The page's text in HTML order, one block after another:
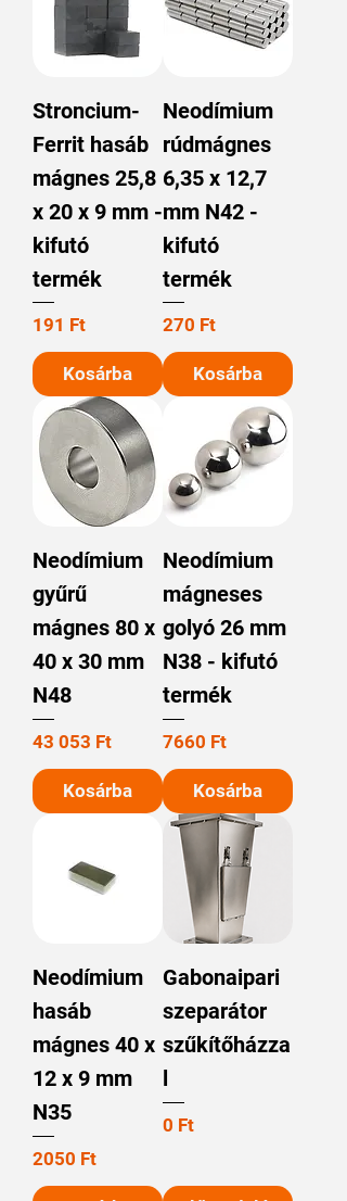
Stroncium-
Ferrit hasáb
mágnes 25,8
x 20 x 9 mm -
kifutó
termék
Ár
191 Ft
Kosárba
Neodímium
rúdmágnes
6,35 x 12,7
mm N42 -
kifutó
termék
Ár
270 Ft
Kosárba
Neodímium
gyűrű
mágnes 80 x
40 x 30 mm
N48
Ár
43 053 Ft
Kosárba
Neodímium
mágneses
golyó 26 mm
N38 - kifutó
termék
Ár
7660 Ft
Kosárba
Neodímium
hasáb
mágnes 40 x
12 x 9 mm
N35
Ár
2050 Ft
Gabonaipari
szeparátor
szűkítőházza
l
Ár
0 Ft